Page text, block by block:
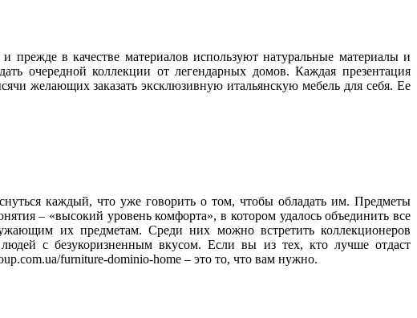
прежде в качестве материалов используют натуральные материалы и
очередной коллекции от легендарных домов. Каждая презентация
желающих заказать эксклюзивную итальянскую мебель для себя. Ее
каждый, что уже говорить о том, чтобы обладать им. Предметы
– «высокий уровень комфорта», в котором удалось объединить все
их предметам. Среди них можно встретить коллекционеров
людей с безукоризненным вкусом. Если вы из тех, кто лучше отдаст
furniture-dominio-home – это то, что вам нужно.